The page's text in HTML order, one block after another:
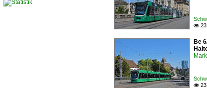
 23
Be
 23